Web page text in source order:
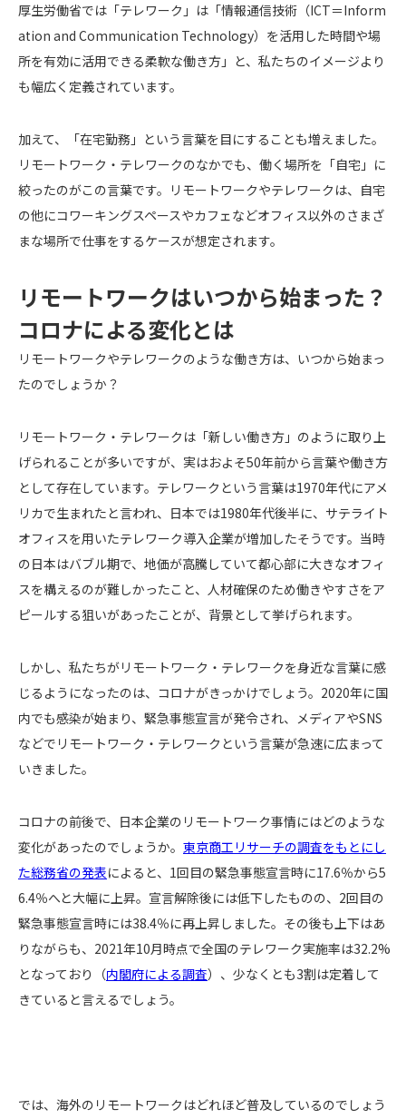
厚生労働省では「テレワーク」は「情報通信技術（ICT＝Inform
ation and Communication Technology）を活用した時間や場
所を有効に活用できる柔軟な働き方」と、私たちのイメージより
も幅広く定義されています。
加えて、「在宅勤務」という言葉を目にすることも増えました。
リモートワーク・テレワークのなかでも、働く場所を「自宅」に
絞ったのがこの言葉です。リモートワークやテレワークは、自宅
の他にコワーキングスペースやカフェなどオフィス以外のさまざ
まな場所で仕事をするケースが想定されます。
リモートワークはいつから始まった？
コロナによる変化とは
リモートワークやテレワークのような働き方は、いつから始まっ
たのでしょうか？
リモートワーク・テレワークは「新しい働き方」のように取り上
げられることが多いですが、実はおよそ50年前から言葉や働き方
として存在しています。テレワークという言葉は1970年代にアメ
リカで生まれたと言われ、日本では1980年代後半に、サテライト
オフィスを用いたテレワーク導入企業が増加したそうです。当時
の日本はバブル期で、地価が高騰していて都心部に大きなオフィ
スを構えるのが難しかったこと、人材確保のため働きやすさをア
ピールする狙いがあったことが、背景として挙げられます。
しかし、私たちがリモートワーク・テレワークを身近な言葉に感
じるようになったのは、コロナがきっかけでしょう。2020年に国
内でも感染が始まり、緊急事態宣言が発令され、メディアやSNS
などでリモートワーク・テレワークという言葉が急速に広まって
いきました。
コロナの前後で、日本企業のリモートワーク事情にはどのような
変化があったのでしょうか。 東京商工リサーチの調査をもとにし
た総務省の発表によると、1回目の緊急事態宣言時に17.6％から5
6.4％へと大幅に上昇。宣言解除後には低下したものの、2回目の
緊急事態宣言時には38.4％に再上昇しました。その後も上下はあ
りながらも、2021年10月時点で全国のテレワーク実施率は32.2%
となっており（内閣府による調査）、少なくとも3割は定着して
きていると言えるでしょう。
では、海外のリモートワークはどれほど普及しているのでしょう